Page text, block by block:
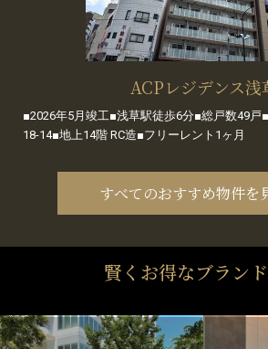
ACPレジデンス浅
■2026年5月竣工■浅草駅徒歩6分■総戸数49戸
18-14■地上14階 RC造■フリーレント1ヶ月
すべてのおすすめ物件を
賢くお得なブラン